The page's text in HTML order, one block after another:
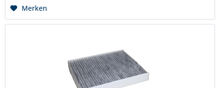
Merken